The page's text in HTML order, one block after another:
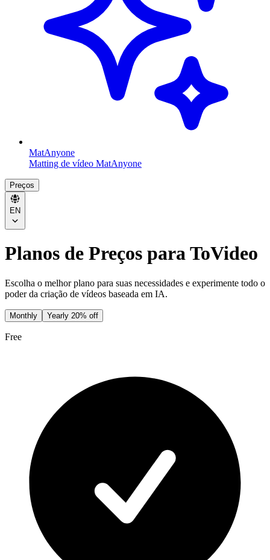
MatAnyone
Matting de vídeo MatAnyone
Preços
EN
Planos de Preços para ToVideo
Escolha o melhor plano para suas necessidades e experimente todo o
poder da criação de vídeos baseada em IA.
Monthly Yearly 20% off
Free